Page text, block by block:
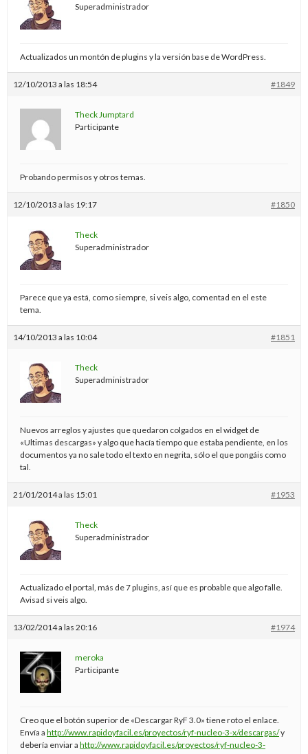
Superadministrador
Actualizados un montón de plugins y la versión base de WordPress.
12/10/2013 a las 18:54 #1849
Theck Jumptard
Participante
Probando permisos y otros temas.
12/10/2013 a las 19:17 #1850
Theck
Superadministrador
Parece que ya está, como siempre, si veis algo, comentad en el este
tema.
14/10/2013 a las 10:04 #1851
Theck
Superadministrador
Nuevos arreglos y ajustes que quedaron colgados en el widget de
«Ultimas descargas» y algo que hacía tiempo que estaba pendiente, en los
documentos ya no sale todo el texto en negrita, sólo el que pongáis como
tal.
21/01/2014 a las 15:01 #1953
Theck
Superadministrador
Actualizado el portal, más de 7 plugins, así que es probable que algo falle.
Avisad si veis algo.
13/02/2014 a las 20:16 #1974
meroka
Participante
Creo que el botón superior de «Descargar RyF 3.0» tiene roto el enlace.
Envía a http://www.rapidoyfacil.es/proyectos/ryf-nucleo-3-x/descargas/y
debería enviar a http://www.rapidoyfacil.es/proyectos/ryf-nucleo-3-